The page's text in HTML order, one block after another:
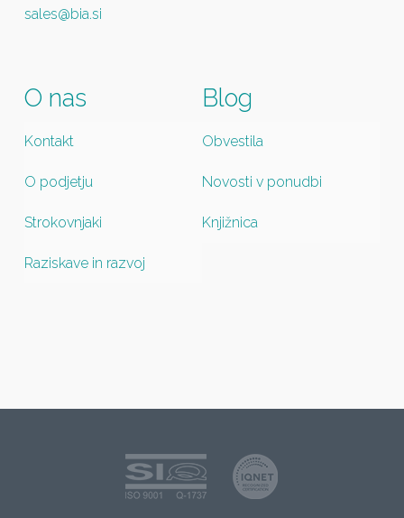
sales@bia.si
O nas
Kontakt
O podjetju
Strokovnjaki
Raziskave in razvoj
Blog
Obvestila
Novosti v ponudbi
Knjižnica